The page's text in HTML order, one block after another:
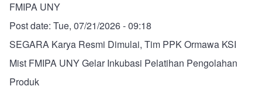
FMIPA UNY
Post date: Tue, 07/21/2026 - 09:18
SEGARA Karya Resmi Dimulai, Tim PPK Ormawa KSI
Mist FMIPA UNY Gelar Inkubasi Pelatihan Pengolahan
Produk